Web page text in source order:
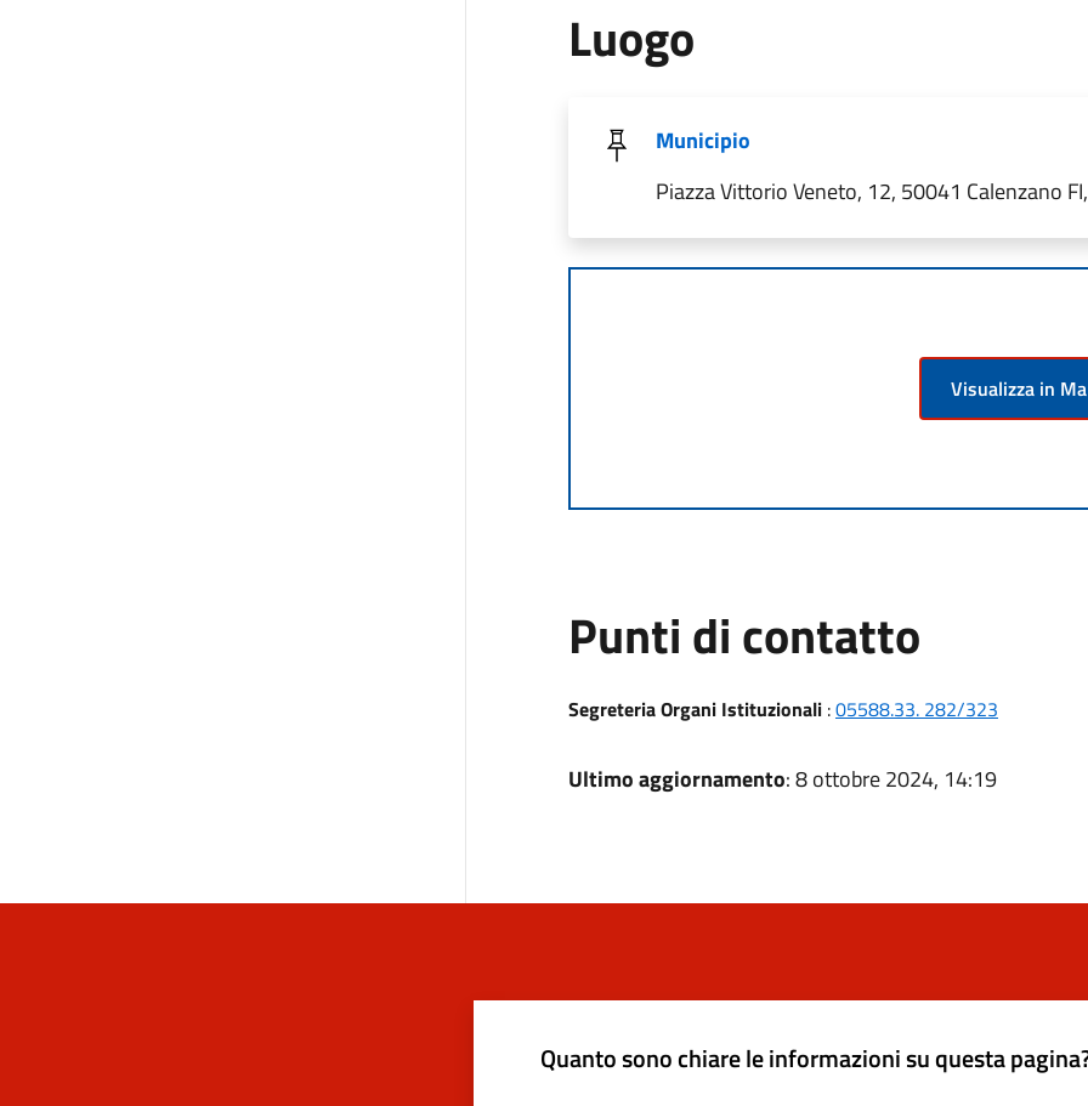
Luogo
Municipio
Piazza Vittorio Veneto, 12, 50041 Calenzano
Visualizza in
Punti di contatto
Segreteria Organi Istituzionali:05588.33. 282/323
Ultimo aggiornamento: 8 ottobre 2024, 14:19
Quanto sono chiare le informazioni su questa